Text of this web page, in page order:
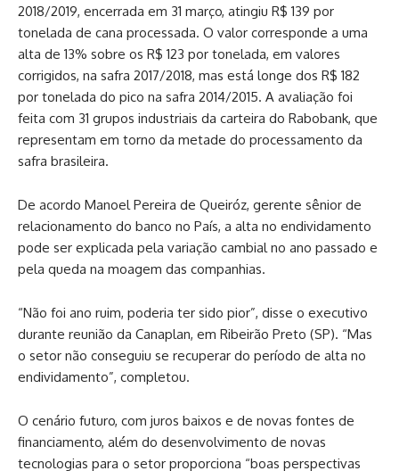
2018/2019, encerrada em 31 março, atingiu R$ 139 por
tonelada de cana processada. O valor corresponde a uma
alta de 13% sobre os R$ 123 por tonelada, em valores
corrigidos, na safra 2017/2018, mas está longe dos R$ 182
por tonelada do pico na safra 2014/2015. A avaliação foi
feita com 31 grupos industriais da carteira do Rabobank, que
representam em torno da metade do processamento da
safra brasileira.
De acordo Manoel Pereira de Queiróz, gerente sênior de
relacionamento do banco no País, a alta no endividamento
pode ser explicada pela variação cambial no ano passado e
pela queda na moagem das companhias.
“Não foi ano ruim, poderia ter sido pior”, disse o executivo
durante reunião da Canaplan, em Ribeirão Preto (SP). “Mas
o setor não conseguiu se recuperar do período de alta no
endividamento”, completou.
O cenário futuro, com juros baixos e de novas fontes de
financiamento, além do desenvolvimento de novas
tecnologias para o setor proporciona “boas perspectivas